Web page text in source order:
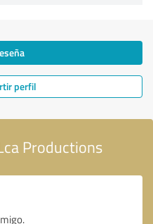
perfil
Productions